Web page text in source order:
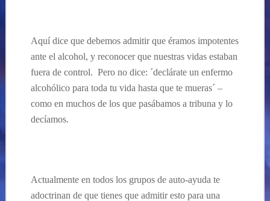
Aquí dice que debemos admitir que éramos impotentes
ante el alcohol, y reconocer que nuestras vidas estaban
fuera de control. Pero no dice: ´declárate un enfermo
alcohólico para toda tu vida hasta que te mueras´ –
como en muchos de los que pasábamos a tribuna y lo
decíamos.
Actualmente en todos los grupos de auto-ayuda te
adoctrinan de que tienes que admitir esto para una